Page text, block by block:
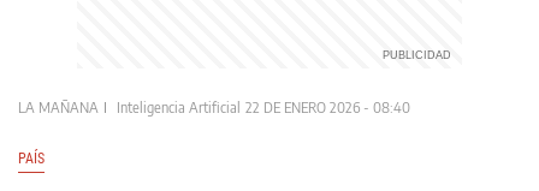
LA MAÑANA Inteligencia Artificial 22 DE ENERO 2026 - 08:40
PAÍS